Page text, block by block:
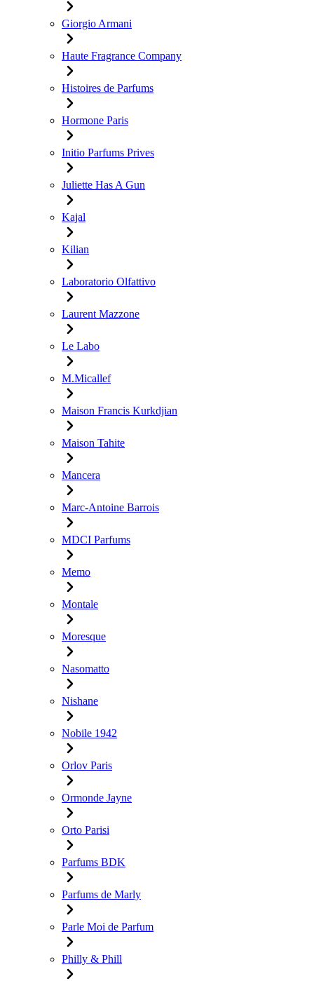
Giorgio Armani
Haute Fragrance Company
Histoires de Parfums
Hormone Paris
Initio Parfums Prives
Juliette Has A Gun
Kajal
Kilian
Laboratorio Olfattivo
Laurent Mazzone
Le Labo
M.Micallef
Maison Francis Kurkdjian
Maison Tahite
Mancera
Marc-Antoine Barrois
MDCI Parfums
Memo
Montale
Moresque
Nasomatto
Nishane
Nobile 1942
Orlov Paris
Ormonde Jayne
Orto Parisi
Parfums BDK
Parfums de Marly
Parle Moi de Parfum
Philly & Phill